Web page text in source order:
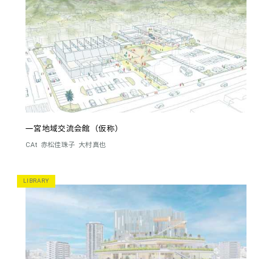
一宮地域交流会館（仮称）
CAt 赤松佳珠子 大村真也
LIBRARY